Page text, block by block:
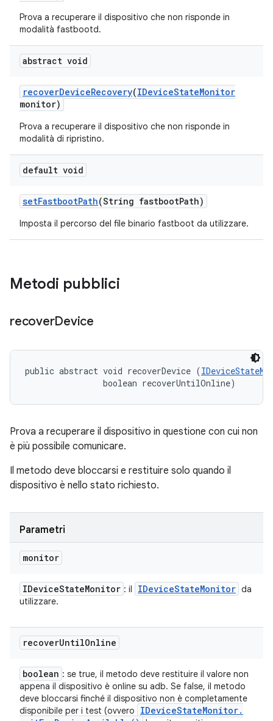
Prova a recuperare il dispositivo che non risponde in
modalità fastbootd.
abstract void
recoverDeviceRecovery(IDeviceStateMonitor
monitor)
Prova a recuperare il dispositivo che non risponde in
modalità di ripristino.
default void
setFastbootPath(String fastbootPath)
Imposta il percorso del file binario fastboot da utilizzare.
Metodi pubblici
recoverDevice
public abstract void recoverDevice (
                boolean recoverUntilOnline)
Prova a recuperare il dispositivo in questione con cui non
è più possibile comunicare.
Il metodo deve bloccarsi e restituire solo quando il
dispositivo è nello stato richiesto.
Parametri
monitor
IDeviceStateMonitor : il IDeviceStateMonitor da
utilizzare.
recoverUntilOnline
boolean : se true, il metodo deve restituire il valore non
appena il dispositivo è online su adb. Se false, il metodo
deve bloccarsi finché il dispositivo non è completamente
disponibile per i test (ovvero
IDeviceStateMonitor.